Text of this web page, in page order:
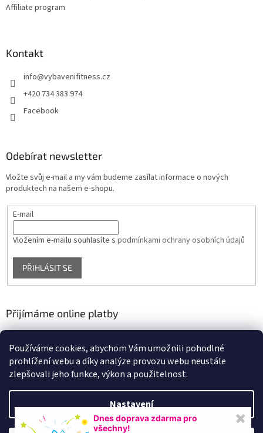
Používáme cookies, abychom Vám umožnili pohodlné
prohlížení webu a díky analýze provozu webu neustále
zlepšovali jeho funkce, výkon a použitelnost.
Nastavení
Affiliate program
Kontakt
info@vybavenifitness.cz
+420 734 383 974
Facebook
Odebírat newsletter
Vložte svůj e-mail a my vám budeme zasílat informace o nových
produktech na našem e-shopu.
E-mail
Vložením e-mailu souhlasíte s podmínkami ochrany osobních údajů
PŘIHLÁSIT SE
Přijímáme online platby
Vytvořil Shoptet
Dnes doprava zdarma pro
všechny!
✖